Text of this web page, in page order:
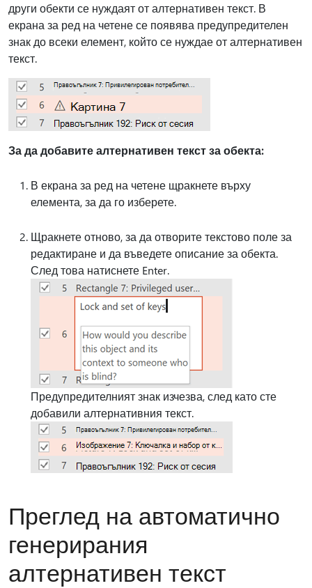
други обекти се нуждаят от алтернативен текст. В
екрана за ред на четене се появява предупредителен
знак до всеки елемент, който се нуждае от алтернативен
текст.
За да добавите алтернативен текст за обекта:
В екрана за ред на четене щракнете върху
елемента, за да го изберете.
Щракнете отново, за да отворите текстово поле за
редактиране и да въведете описание за обекта.
След това натиснете Enter.
Предупредителният знак изчезва, след като сте
добавили алтернативния текст.
Преглед на автоматично
генерирания
алтернативен текст